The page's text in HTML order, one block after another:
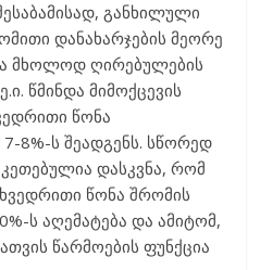
განხილული
დანახარჯების მეორე
მხოლოდ ღირებულების
წმინდა მიმოქცევის
წონა
8%-ს შეადგენს. სწორედ
დასკვნა, რომ
წონა შრომის
ს აღემატება და ამიტომ,
წარმოების ფუნქცია